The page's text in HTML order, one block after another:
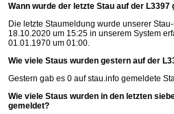
Wann wurde der letzte Stau auf der L3397
Die letzte Staumeldung wurde unserer
18.10.2020 um 15:25 in unserem System
01.01.1970 um 01:00.
Wie viele Staus wurden gestern auf der
Gestern gab es 0 aufstau.info gemeldete
Wie viele Staus wurden in den letzten
gemeldet?